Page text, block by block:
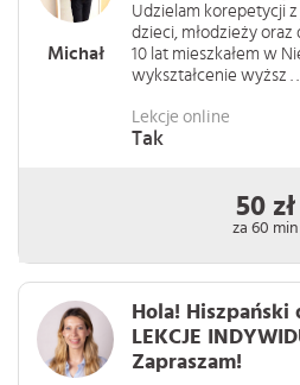
Michał
Udzielam korepetycji
dzieci, młodzieży oraz
10 lat mieszkałem w
wykształcenie wyższ . .
Lekcje online
Tak
50 zł
za 60 min
Hola!
LEKCJE
Zapraszam!